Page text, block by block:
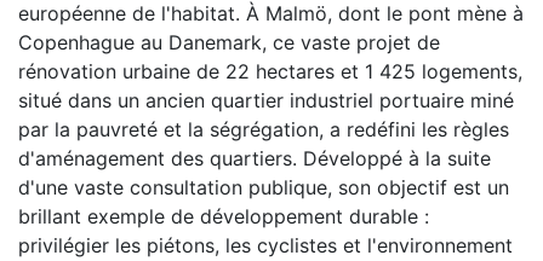
européenne de l'habitat. À Malmö, dont le pont mène à
Copenhague au Danemark, ce vaste projet de
rénovation urbaine de 22 hectares et 1 425 logements,
situé dans un ancien quartier industriel portuaire miné
par la pauvreté et la ségrégation, a redéfini les règles
d'aménagement des quartiers. Développé à la suite
d'une vaste consultation publique, son objectif est un
brillant exemple de développement durable :
privilégier les piétons, les cyclistes et l'environnement